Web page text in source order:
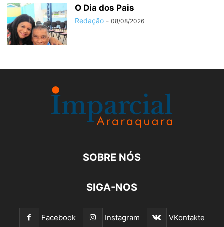
O Dia dos Pais
Redação - 08/08/2026
SOBRE NÓS
SIGA-NOS
Facebook Instagram VKontakte